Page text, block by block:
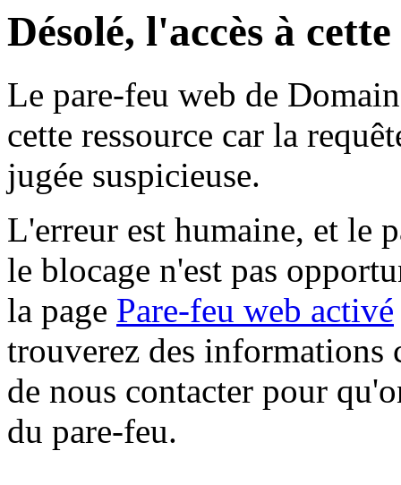
Désolé, l'accès à
Le pare-feu web de
cette ressource car la
jugée suspicieuse.
L'erreur est humaine, et le
le blocage n'est pas
la page Pare-feu web activé
trouverez des informations
de nous contacter pour
du pare-feu.